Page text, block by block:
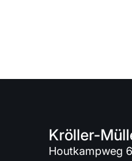
Kröller-
Houtkampweg